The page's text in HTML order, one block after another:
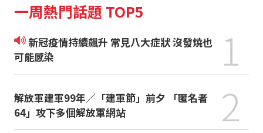
一周熱門話題 TOP5
新冠疫情持續飆升 常見八大症狀 沒發燒也
可能感染
1
解放軍建軍99年／「建軍節」前夕 「匿名者
64」攻下多個解放軍網站
2